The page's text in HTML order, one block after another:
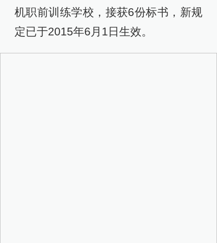
机职前训练学校，接获6份标书，新规
定已于2015年6月1日生效。